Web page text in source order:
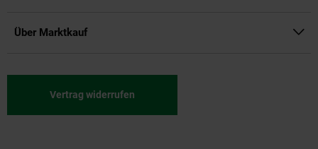
Über Marktkauf
Vertrag widerrufen